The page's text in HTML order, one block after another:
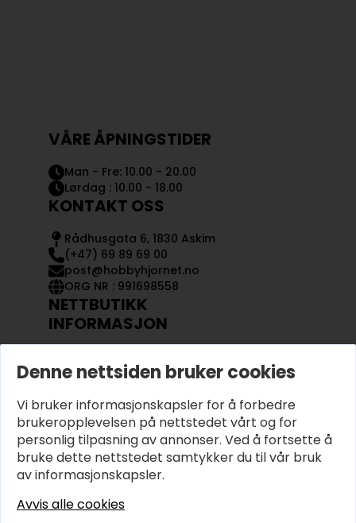
VÅRE ÅPNINGSTIDER
Man - Fre: 10.00 - 20.00
Lørdag : 10.00 - 18.00
KONTAKT OSS
Rådhusgata 6, 1830 Askim
(+47) 69 89 69 00
post@hobbyhjornet.no
ORG NR : 991698558
NETTBUTIKK
INFORMASJON
OM OSS
KJØPSVILKÅR OG BETINGELSER
PERSONVERN
Denne nettsiden bruker cookies
Vi bruker informasjonskapsler for å forbedre
brukeropplevelsen på nettstedet vårt og for
personlig tilpasning av annonser. Ved å fortsette å
bruke dette nettstedet samtykker du til vår bruk
av informasjonskapsler.
Avvis alle cookies